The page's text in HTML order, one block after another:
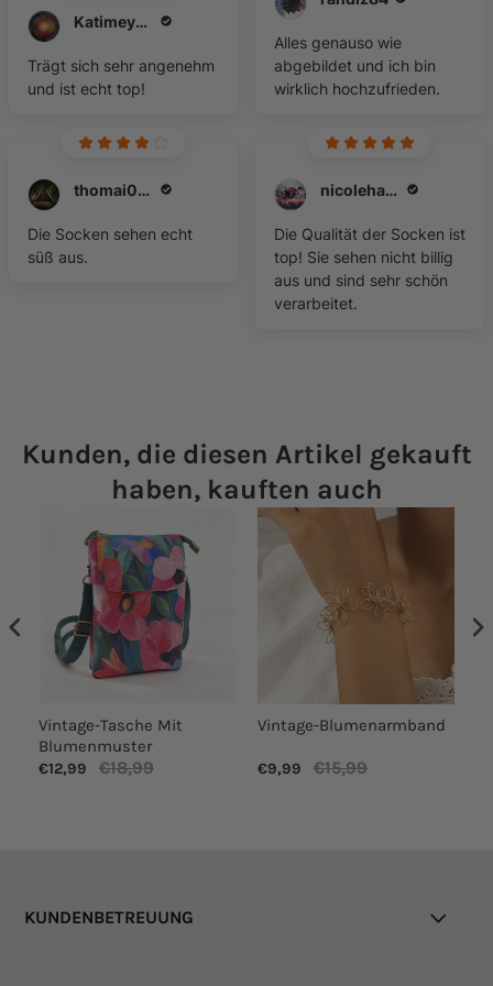
Alles genauso wie
abgebildet und ich bin
wirklich hochzufrieden.
Katimeyer1
Trägt sich sehr angenehm
und ist echt top!
thomai0401
Die Socken sehen echt
süß aus.
nicolehauch.nh
Die Qualität der Socken ist
top! Sie sehen nicht billig
aus und sind sehr schön
verarbeitet.
Kunden, die diesen Artikel gekauft
haben, kauften auch
Vintage-Tasche Mit
Blumenmuster
€12,99 €18,99
Vintage-Blumenarmband
€9,99 €15,99
KUNDENBETREUUNG